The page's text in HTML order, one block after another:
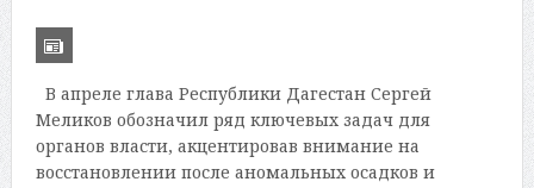
В апреле глава Республики Дагестан Сергей
Меликов обозначил ряд ключевых задач для
органов власти, акцентировав внимание на
восстановлении после аномальных осадков и